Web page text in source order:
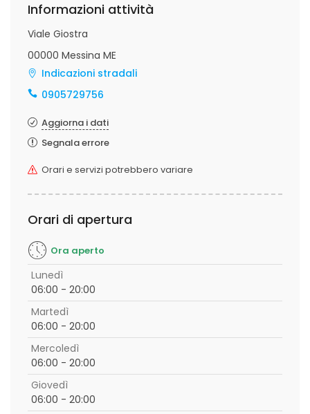
Informazioni attività
Viale Giostra
00000 Messina ME
Indicazioni stradali
0905729756
Aggiorna i dati
Segnala errore
Orari e servizi potrebbero variare
Orari di apertura
Ora aperto
Lunedì
06:00 - 20:00
Martedì
06:00 - 20:00
Mercoledì
06:00 - 20:00
Giovedì
06:00 - 20:00